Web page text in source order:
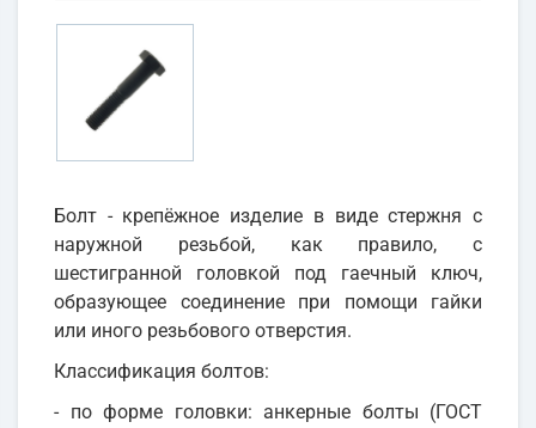
Болт - крепёжное изделие в виде стержня с
наружной резьбой, как правило, с
шестигранной головкой под гаечный ключ,
образующее соединение при помощи гайки
или иного резьбового отверстия.
Классификация болтов:
- по форме головки: анкерные болты (ГОСТ